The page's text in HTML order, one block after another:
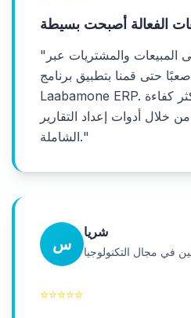
الفعالة أصبحت بسيطة
" المبيعات والمشتريات عبر
صعبًا حتى قمنا بتطبيق برنامج
Laabamone ERP. لقد جعل عملياتنا أكثر كفاءة
خلال أدوات إعداد التقارير
الشاملة."
س
شريا
في مجال التكنولوجيا
⭐⭐⭐⭐⭐